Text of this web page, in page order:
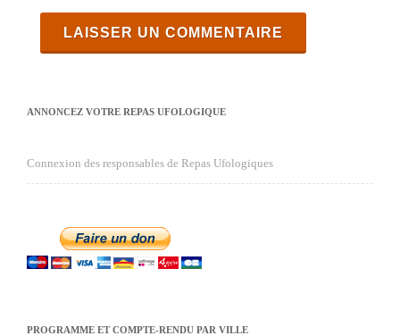
ANNONCEZ VOTRE REPAS UFOLOGIQUE
Connexion des responsables de Repas Ufologiques
PROGRAMME ET COMPTE-RENDU PAR VILLE